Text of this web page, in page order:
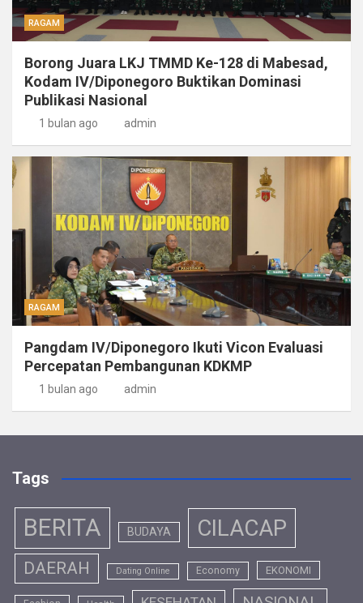
RAGAM
Borong Juara LKJ TMMD Ke-128 di Mabesad,
Kodam IV/Diponegoro Buktikan Dominasi
Publikasi Nasional
1 bulan ago admin
RAGAM
Pangdam IV/Diponegoro Ikuti Vicon Evaluasi
Percepatan Pembangunan KDKMP
1 bulan ago admin
Tags
BERITA BUDAYA CILACAP
DAERAH Dating Online Economy EKONOMI